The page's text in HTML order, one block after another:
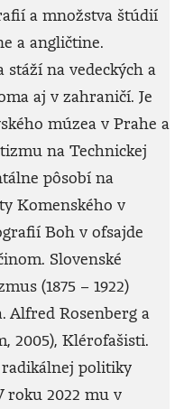
a množstva štúdií
a angličtine.
na vedeckých a
aj v zahraničí. Je
múzea v Prahe a
na Technickej
pôsobí na
Komenského v
Boh v ofsajde
Slovenské
(1875 – 1922)
Alfred Rosenberg a
2005), Klérofašisti.
politiky
roku 2022 mu v